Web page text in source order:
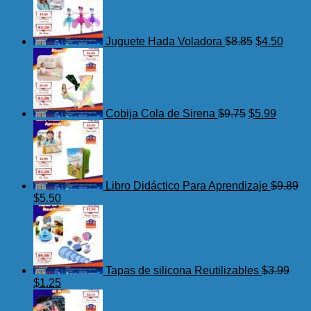
Juguete Hada Voladora $8.85 $4.50
Cobija Cola de Sirena $9.75 $5.99
Libro Didáctico Para Aprendizaje $9.89
El
precio
original
era:
$9.89.
$5.50El
precio
actual
es:
$5.50.
Tapas de silicona Reutilizables $3.99
El
precio
original
$1.25El
precio
actual